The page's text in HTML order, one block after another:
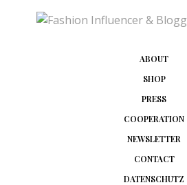
ABOUT
SHOP
PRESS
COOPERATION
NEWSLETTER
CONTACT
DATENSCHUTZ